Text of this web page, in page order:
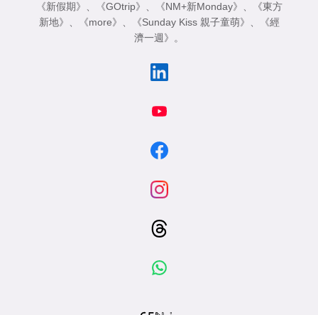
《新假期》 、 《GOtrip》 、 《NM+新Monday》 、
《東方
新地》 、 《more》 、 《Sunday Kiss 親子童萌》 、
《經
濟一週》 。